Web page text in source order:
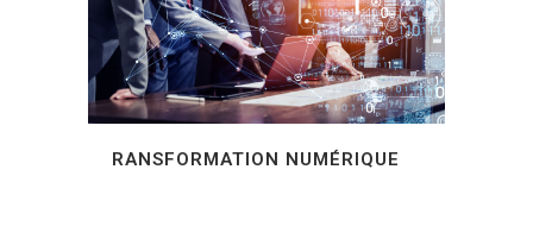
RANSFORMATION NUMÉRIQUE